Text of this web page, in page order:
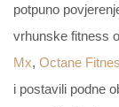
potpuno
vrhunske fitness
Mx, Octane
i postavili podne